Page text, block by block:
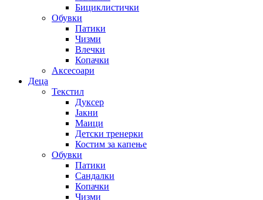
Бициклистички
Обувки
Патики
Чизми
Влечки
Копачки
Аксесоари
Деца
Текстил
Дуксер
Јакни
Маици
Детски тренерки
Костим за капење
Обувки
Патики
Сандалки
Копачки
Чизми